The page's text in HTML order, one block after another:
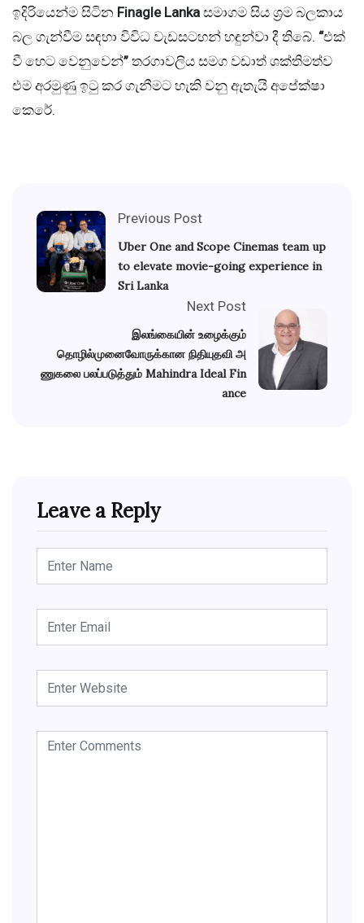
ඉදිරියෙන්ම සිටින Finagle Lanka සමාගම සිය ශ්‍රම බලකාය
බල ගැන්වීම සඳහා විවිධ වැඩසටහන් හඳුන්වා දී තිබේ. “එක්
වී හෙට වෙනුවෙන්” තරගාවලිය සමග වඩාත් ශක්තිමත්ව
එම අරමුණු ඉටු කර ගැනීමට හැකි වනු ඇතැයි අපේක්ෂා
කෙරේ.
Previous Post
Uber One and Scope Cinemas team up
to elevate movie-going experience in
Sri Lanka
Next Post
இலங்கையின் உழைக்கும்
தொழில்முனைவோருக்கான நிதியுதவி அ
ணுகலை பலப்படுத்தும் Mahindra Ideal Fin
ance
Leave a Reply